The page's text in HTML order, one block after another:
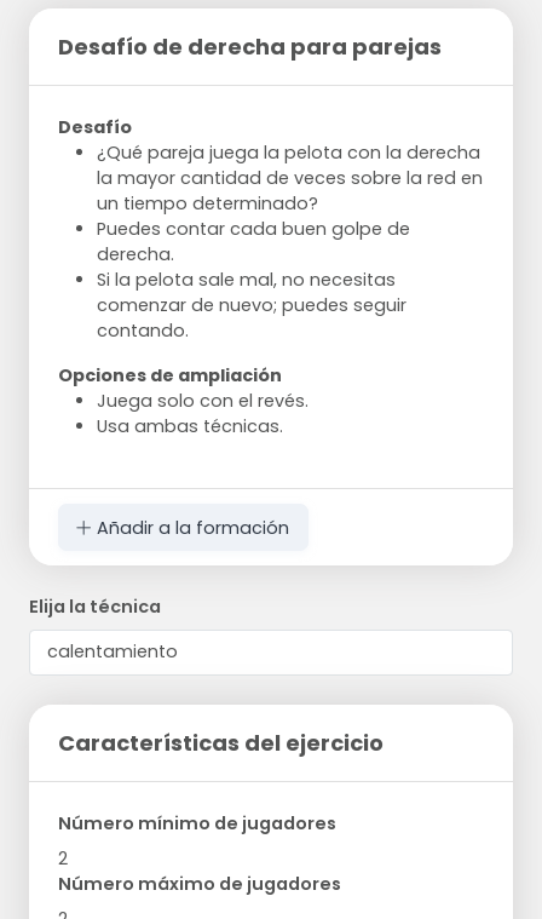
Desafío de derecha para parejas
Desafío
¿Qué pareja juega la pelota con la derecha
la mayor cantidad de veces sobre la red en
un tiempo determinado?
Puedes contar cada buen golpe de
derecha.
Si la pelota sale mal, no necesitas
comenzar de nuevo; puedes seguir
contando.
Opciones de ampliación
Juega solo con el revés.
Usa ambas técnicas.
Añadir a la formación
Elija la técnica
Características del ejercicio
Número mínimo de jugadores
2
Número máximo de jugadores